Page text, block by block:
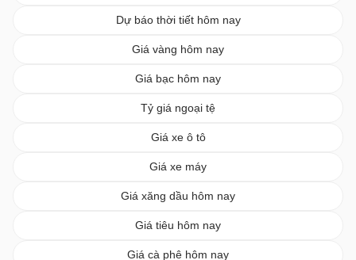
Dự báo thời tiết hôm nay
Giá vàng hôm nay
Giá bạc hôm nay
Tỷ giá ngoại tệ
Giá xe ô tô
Giá xe máy
Giá xăng dầu hôm nay
Giá tiêu hôm nay
Giá cà phê hôm nay